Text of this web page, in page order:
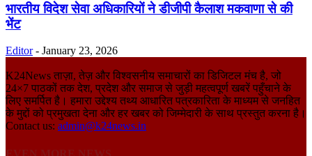
भारतीय विदेश सेवा अधिकारियों ने डीजीपी कैलाश मकवाणा से की
भेंट
Editor - January 23, 2026
K24News ताज़ा, तेज़ और विश्वसनीय समाचारों का डिजिटल मंच है, जो
24×7 पाठकों तक देश, प्रदेश और समाज से जुड़ी महत्वपूर्ण खबरें पहुँचाने के
लिए समर्पित है। हमारा उद्देश्य तथ्य आधारित पत्रकारिता के माध्यम से जनहित
के मुद्दों को प्रमुखता देना और हर खबर को जिम्मेदारी के साथ प्रस्तुत करना है।
Contact us: admin@k24news.in